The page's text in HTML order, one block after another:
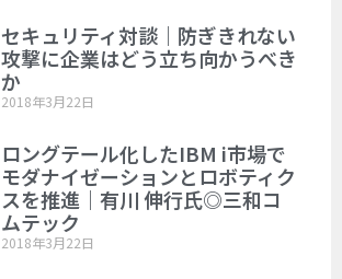
セキュリティ対談｜防ぎきれない
攻撃に企業はどう立ち向かうべき
か
2018年3月22日
ロングテール化したIBM i市場で
モダナイゼーションとロボティク
スを推進｜有川 伸行氏◎三和コ
ムテック
2018年3月22日